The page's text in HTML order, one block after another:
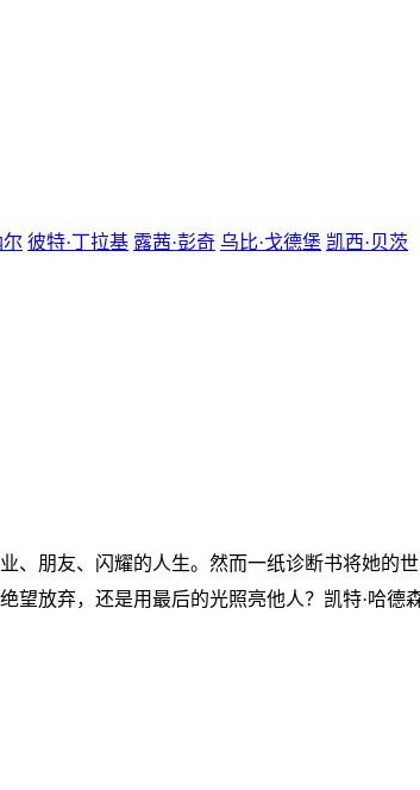
尔 彼特·丁拉基 露茜·彭奇 乌比·戈德堡 凯西·贝茨
、朋友、闪耀的人生。然而一纸诊断书将她
望放弃，还是用最后的光照亮他人？凯特·哈